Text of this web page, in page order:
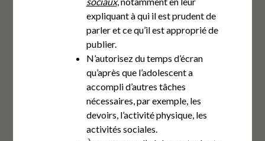
expliquant à qui il est prudent de
parler et ce qu’il est approprié de
publier.
N’autorisez du temps d’écran
qu’après que l’adolescent a
accompli d’autres tâches
nécessaires, par exemple, les
devoirs, l’activité physique, les
activités sociales.